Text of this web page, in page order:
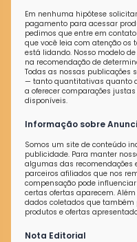
Em nenhuma hipótese
pagamento para acessar
pedimos que entre em
que você leia com atenção os
está lidando. Nosso modelo
na recomendação de
Todas as nossas publicações
— tanto quantitativas quanto
a oferecer comparações
disponíveis.
Informação sobre
Somos um site de conteúdo
publicidade. Para manter
algumas das recomendações
parceiros afiliados que nos
compensação pode
certas ofertas aparecem.
dados coletados que
produtos e ofertas
Nota Editorial